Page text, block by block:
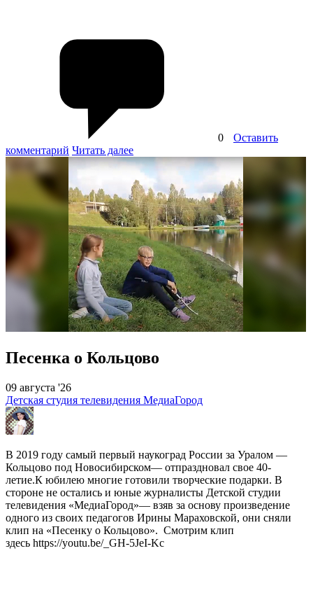
0
Оставить
комментарий Читать далее
Песенка о Кольцово
09 августа '26
Детская студия телевидения МедиаГород
В 2019 году самый первый наукоград России за Уралом —
Кольцово под Новосибирском— отпраздновал свое 40-
летие.К юбилею многие готовили творческие подарки. В
стороне не остались и юные журналисты Детской студии
телевидения «МедиаГород»— взяв за основу произведение
одного из своих педагогов Ирины Мараховской, они сняли
клип на «Песенку о Кольцово». Смотрим клип
здесь https://youtu.be/_GH-5JeI-Kc